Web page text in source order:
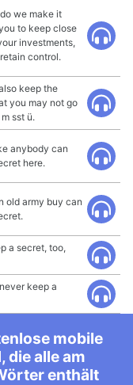
we make it
to keep close
investments,
control.
keep the
you may not go
sst ü.
anybody can
here.
old army buy can
a secret, too,
keep a
mobile
die alle am
enthält